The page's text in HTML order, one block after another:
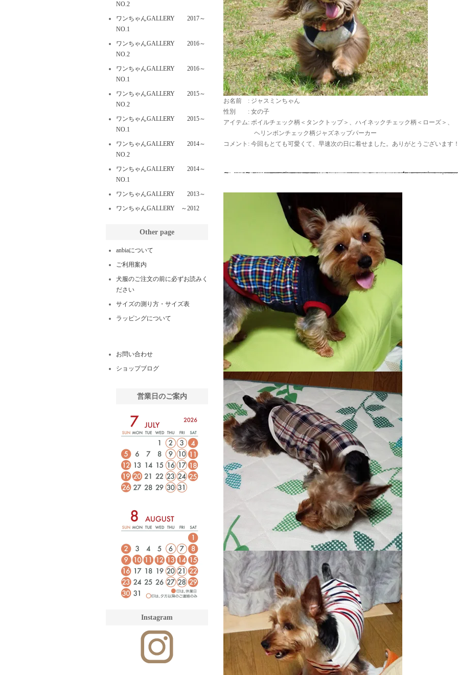
お名前 : ジャスミンちゃん
性別 : 女の子
アイテム: ボイルチェック柄＜タンクトップ＞、ハイネックチェック柄＜ローズ＞、
ヘリンボンチェック柄ジャズネップパーカー
コメント: 今回もとても可愛くて、早速次の日に着せました。ありがとうございます
NO.2
ワンちゃんGALLERY 2017～
NO.1
ワンちゃんGALLERY 2016～
NO.2
ワンちゃんGALLERY 2016～
NO.1
ワンちゃんGALLERY 2015～
NO.2
ワンちゃんGALLERY 2015～
NO.1
ワンちゃんGALLERY 2014～
NO.2
ワンちゃんGALLERY 2014～
NO.1
ワンちゃんGALLERY 2013～
ワンちゃんGALLERY ～2012
Other page
anbiaについて
ご利用案内
犬服のご注文の前に必ずお読みく
ださい
サイズの測り方・サイズ表
ラッピングについて
お問い合わせ
ショップブログ
営業日のご案内
Instagram